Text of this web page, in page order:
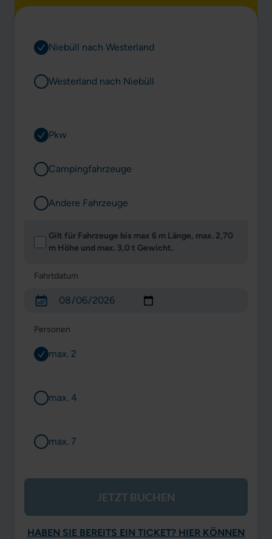
Niebüll nach Westerland
Westerland nach Niebüll
Pkw
Campingfahrzeuge
Andere Fahrzeuge
Gilt für Fahrzeuge bis max 6 m Länge, max. 2,70
m Höhe und max. 3,0 t Gewicht.
Fahrtdatum
Personen
max. 2
max. 4
max. 7
JETZT BUCHEN
HABEN SIE BEREITS EIN TICKET? HIER KÖNNEN